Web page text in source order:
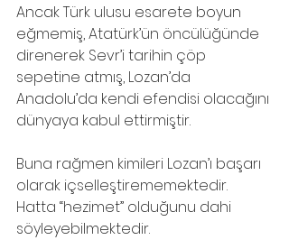
Ancak Türk ulusu esarete boyun
eğmemiş, Atatürk’ün öncülüğünde
direnerek Sevr’i tarihin çöp
sepetine atmış, Lozan’da
Anadolu’da kendi efendisi olacağını
dünyaya kabul ettirmiştir.
Buna rağmen kimileri Lozan’ı başarı
olarak içselleştirememektedir.
Hatta “hezimet” olduğunu dahi
söyleyebilmektedir.